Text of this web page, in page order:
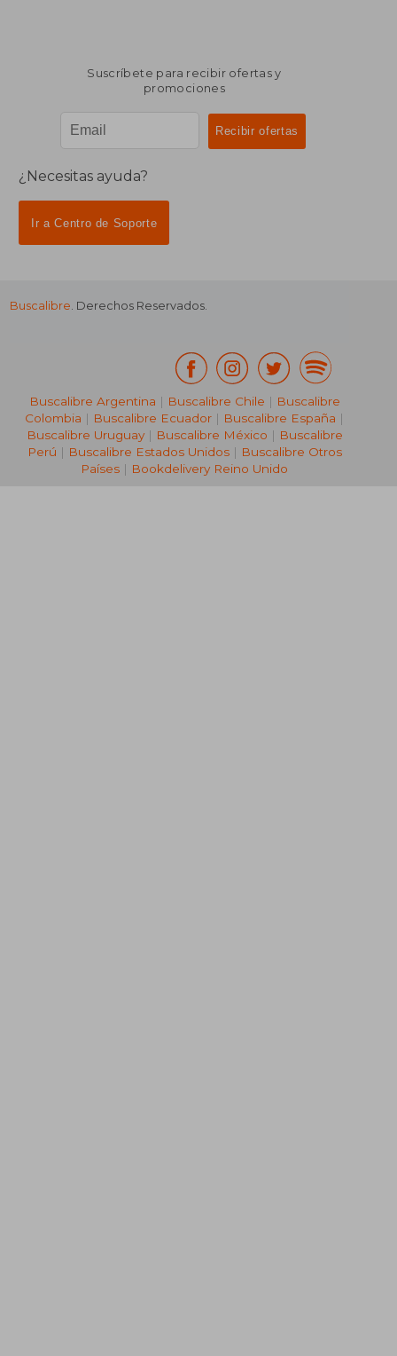
₡ 14.786
Suscríbete para recibir ofertas y
promociones
¿Necesitas ayuda?
Ir a Centro de Soporte
Buscalibre. Derechos Reservados.
Buscalibre Argentina | Buscalibre Chile | Buscalibre
Colombia | Buscalibre Ecuador | Buscalibre España |
Buscalibre Uruguay| Buscalibre México | Buscalibre
Perú | Buscalibre Estados Unidos| Buscalibre Otros
Países | Bookdelivery Reino Unido